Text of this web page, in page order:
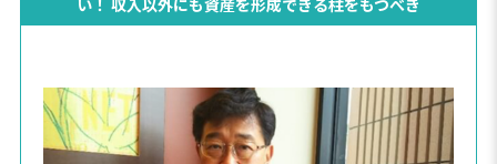
い！ 収入以外にも資産を形成できる柱をもつべき